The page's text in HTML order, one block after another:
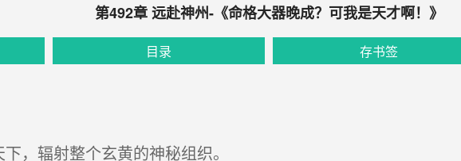
第492章 远赴神州-《命格大器晚成？可我是天才啊！》
目录 存书签
，辐射整个玄黄的神秘组织。